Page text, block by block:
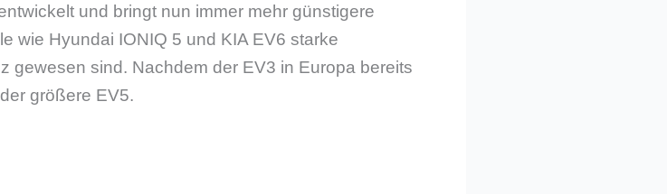
und bringt nun immer mehr günstigere
wie Hyundai IONIQ 5 und KIA EV6 starke
gewesen sind. Nachdem der EV3 in Europa bereits
größere EV5.